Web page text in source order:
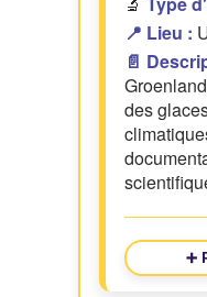
📍 Lieu :
📄
des
➕